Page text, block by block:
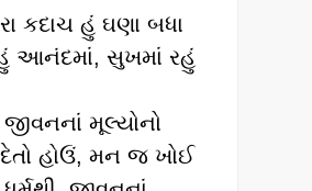
કદાચ હું ઘણા બધા
આનંદમાં, સુખમાં રહું
મૂલ્યોનો
હોઉં, મન જ ખોઈ